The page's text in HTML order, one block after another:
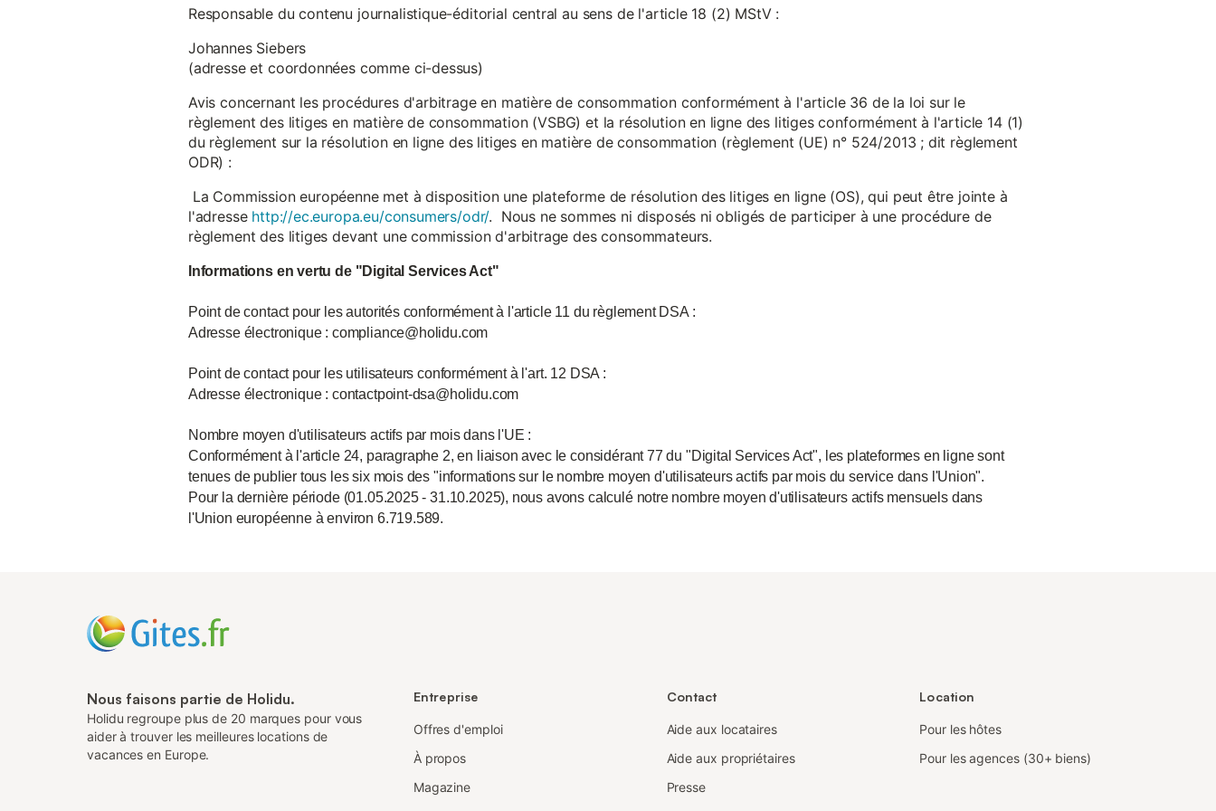
Responsable du contenu journalistique-éditorial central au sens de l'article 18 (2) MStV :
Johannes Siebers
(adresse et coordonnées comme ci-dessus)
Avis concernant les procédures d'arbitrage en matière de consommation conformément à l'article 36 de la loi sur le
règlement des litiges en matière de consommation (VSBG) et la résolution en ligne des litiges conformément à l'article 14 (1)
du règlement sur la résolution en ligne des litiges en matière de consommation (règlement (UE) n° 524/2013 ; dit règlement
ODR) :
La Commission européenne met à disposition une plateforme de résolution des litiges en ligne (OS), qui peut être jointe à
l'adresse http://ec.europa.eu/consumers/odr/. Nous ne sommes ni disposés ni obligés de participer à une procédure de
règlement des litiges devant une commission d'arbitrage des consommateurs.
Informations en vertu de "Digital Services Act"
Point de contact pour les autorités conformément à l'article 11 du règlement DSA :
Adresse électronique : compliance@holidu.com
Point de contact pour les utilisateurs conformément à l'art. 12 DSA :
Adresse électronique : contactpoint-dsa@holidu.com
Nombre moyen d'utilisateurs actifs par mois dans l'UE :
Conformément à l'article 24, paragraphe 2, en liaison avec le considérant 77 du "Digital Services Act", les plateformes en ligne sont
tenues de publier tous les six mois des "informations sur le nombre moyen d'utilisateurs actifs par mois du service dans l'Union".
Pour la dernière période (01.05.2025 - 31.10.2025), nous avons calculé notre nombre moyen d'utilisateurs actifs mensuels dans
l'Union européenne à environ 6.719.589.
Nous faisons partie de Holidu.
Holidu regroupe plus de 20 marques pour vous
aider à trouver les meilleures locations de
vacances en Europe.
Entreprise
Offres d'emploi
À propos
Magazine
Contact
Aide aux locataires
Aide aux propriétaires
Presse
Location
Pour les hôtes
Pour les agences (30+ biens)